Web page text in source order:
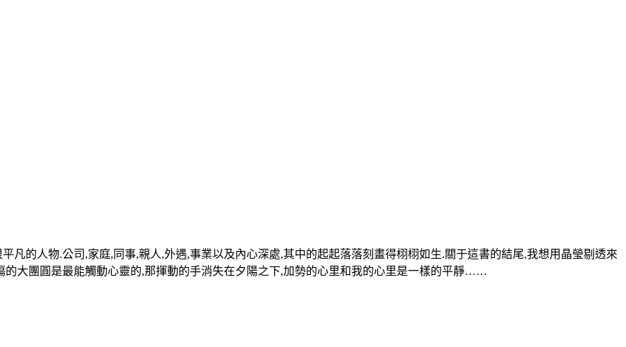
的人物.公司,家庭,同事,親人,外遇,事業以及內心深處,其中的起起落落刻畫得栩栩如生.關于這書的結尾,我想用晶瑩剔透來
大團圓是最能觸動心靈的,那揮動的手消失在夕陽之下,加勢的心里和我的心里是一樣的平靜……